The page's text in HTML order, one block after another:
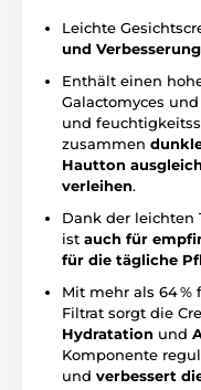
Leichte
und
Enthält einen
Galactomyces
und
zusammen
Hautton
verleihen.
Dank der leichten
ist auch für
für die tägliche
Mit mehr als 64
Filtrat sorgt die
Hydratation und
Komponente
und verbessert